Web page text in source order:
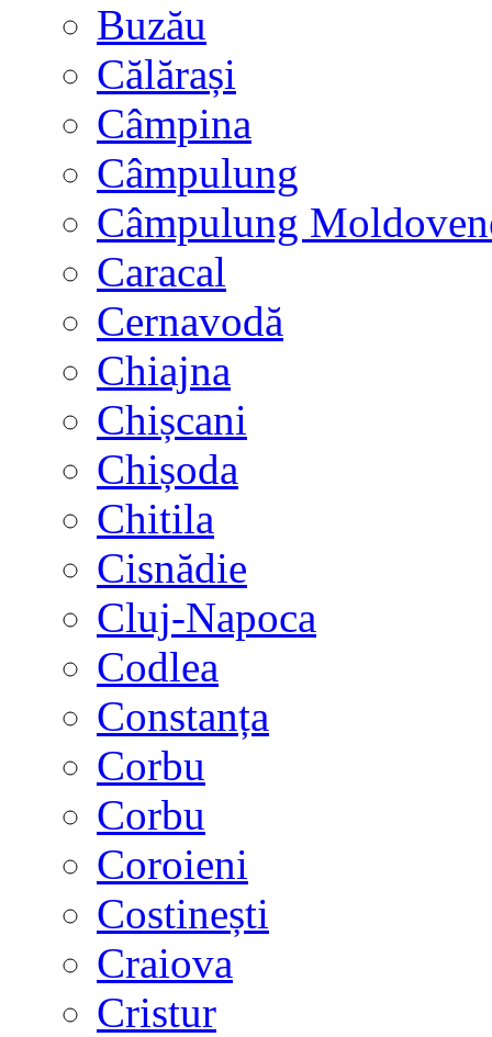
Buzău
Călărași
Câmpina
Câmpulung
Câmpulung
Caracal
Cernavodă
Chiajna
Chișcani
Chișoda
Chitila
Cisnădie
Cluj-Napoca
Codlea
Constanța
Corbu
Corbu
Coroieni
Costinești
Craiova
Cristur